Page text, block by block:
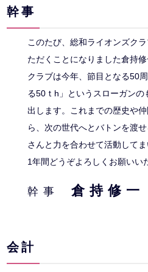
幹事
このたび、総和ライオンズク
ただくことになりました倉持修
クラブは今年、節目となる50
る50ｔh」というスローガン
出します。これまでの歴史や
ら、次の世代へとバトンを渡
さんと力を合わせて活動してま
1年間どうぞよろしくお願いい
幹事 倉持修一
会計